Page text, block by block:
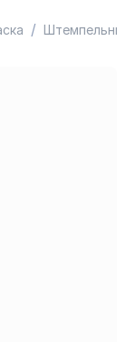
/ Штемпельные